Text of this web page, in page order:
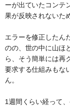
ーが出ていたコンテ
果が反映されないた
エラーを修正したん
のの、世の中に山ほ
ら、そう簡単には再
要求する仕組みもな
ん。
1週間くらい経って